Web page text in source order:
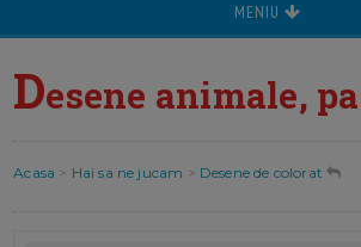
MENIU
Desene animale,
Acasa > Hai sa ne jucam > Desene de colorat